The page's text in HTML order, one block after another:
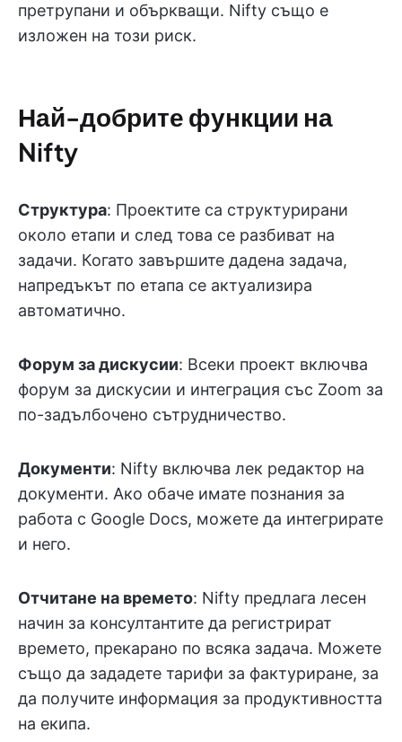
претрупани и объркващи. Nifty също е
изложен на този риск.
Най-добрите функции на
Nifty
Структура: Проектите са структурирани
около етапи и след това се разбиват на
задачи. Когато завършите дадена задача,
напредъкът по етапа се актуализира
автоматично.
Форум за дискусии: Всеки проект включва
форум за дискусии и интеграция със Zoom за
по-задълбочено сътрудничество.
Документи: Nifty включва лек редактор на
документи. Ако обаче имате познания за
работа с Google Docs, можете да интегрирате
и него.
Отчитане на времето: Nifty предлага лесен
начин за консултантите да регистрират
времето, прекарано по всяка задача. Можете
също да зададете тарифи за фактуриране, за
да получите информация за продуктивността
на екипа.